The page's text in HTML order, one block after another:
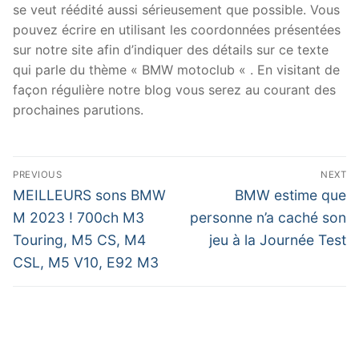
se veut réédité aussi sérieusement que possible. Vous
pouvez écrire en utilisant les coordonnées présentées
sur notre site afin d’indiquer des détails sur ce texte
qui parle du thème « BMW motoclub « . En visitant de
façon régulière notre blog vous serez au courant des
prochaines parutions.
Navigation
de
l’article
PREVIOUS
Previous
post:
MEILLEURS sons BMW
M 2023 ! 700ch M3
Touring, M5 CS, M4
CSL, M5 V10, E92 M3
NEXT
Next
post:
BMW estime que
personne n’a caché son
jeu à la Journée Test